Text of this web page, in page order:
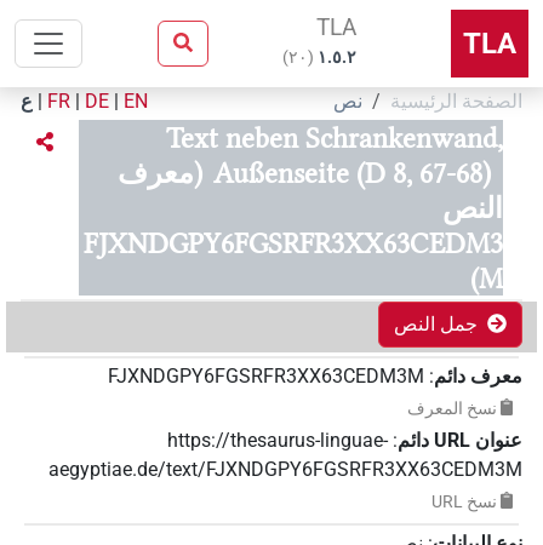
TLA
TLA
۱.٥.٢ (٢٠)
الصفحة الرئيسية نص EN
|
DE
|
FR
| ع
Text neben Schrankenwand,
Außenseite (D 8, 67-68) (معرف
النص
FJXNDGPY6FGSRFR3XX63CEDM3
M)
جمل النص
معرف دائم:
FJXNDGPY6FGSRFR3XX63CEDM3M
نسخ المعرف
عنوان‏ ‏URL‏ دائم :
https://thesaurus-linguae-
aegyptiae.de/text/FJXNDGPY6FGSRFR3XX63CEDM3M
نسخ‏ ‏URL